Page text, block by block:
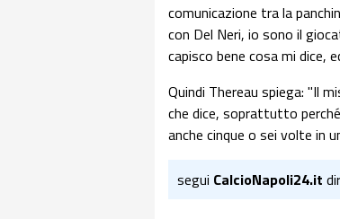
comunicazione tra la
con Del Neri, io sono il
capisco bene cosa mi dice,
Quindi Thereau spiega: "Il
che dice, soprattutto
anche cinque o sei volte in
segui CalcioNapoli24.it